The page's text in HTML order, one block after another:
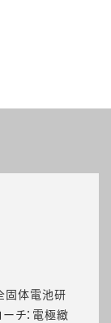
固体電池研
チ：電極緻